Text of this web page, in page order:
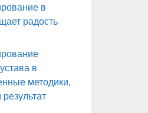
в
радость
в
методики,